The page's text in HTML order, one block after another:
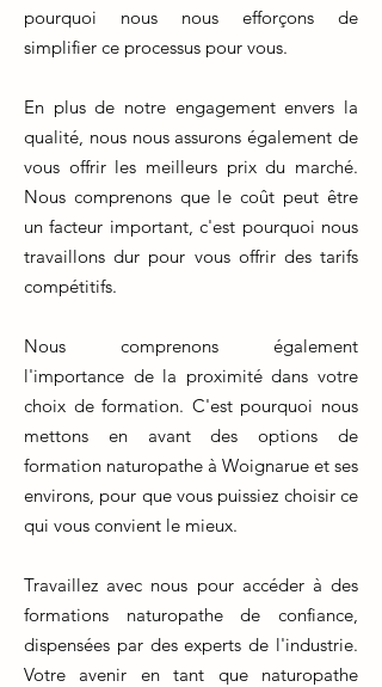
pourquoi nous nous efforçons de
simplifier ce processus pour vous.
En plus de notre engagement envers la
qualité, nous nous assurons également de
vous offrir les meilleurs prix du marché.
Nous comprenons que le coût peut être
un facteur important, c'est pourquoi nous
travaillons dur pour vous offrir des tarifs
compétitifs.
Nous comprenons également
l'importance de la proximité dans votre
choix de formation. C'est pourquoi nous
mettons en avant des options de
formation naturopathe à Woignarue et ses
environs, pour que vous puissiez choisir ce
qui vous convient le mieux.
Travaillez avec nous pour accéder à des
formations naturopathe de confiance,
dispensées par des experts de l'industrie.
Votre avenir en tant que naturopathe